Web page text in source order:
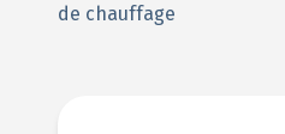
de chauffage